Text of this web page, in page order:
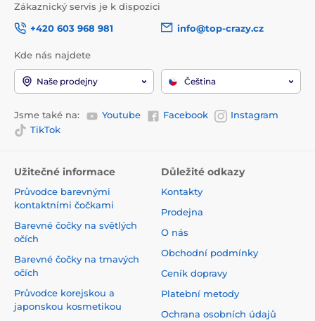
Zákaznický servis je k dispozici
+420 603 968 981
info@top-crazy.cz
Kde nás najdete
Naše prodejny Čeština
Jsme také na: Youtube Facebook
Instagram
TikTok
Užitečné informace
Průvodce barevnými
kontaktními čočkami
Barevné čočky na světlých
očích
Barevné čočky na tmavých
očích
Průvodce korejskou a
japonskou kosmetikou
Důležité odkazy
Kontakty
Prodejna
O nás
Obchodní podmínky
Ceník dopravy
Platební metody
Ochrana osobních údajů